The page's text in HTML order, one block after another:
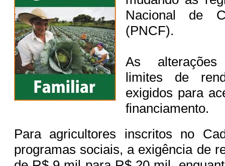
Nacional de
(PNCF).
As
limites de
exigidos para
financiamento.
Para agricultores inscritos no
programas sociais, a exigência de